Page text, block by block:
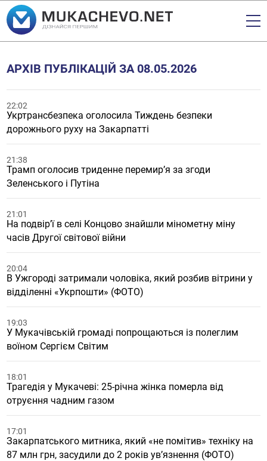
АРХІВ ПУБЛІКАЦІЙ ЗА 08.05.2026
22:02
Укртрансбезпека оголосила Тиждень безпеки
дорожнього руху на Закарпатті
21:38
Трамп оголосив триденне перемир’я за згоди
Зеленського і Путіна
21:01
На подвір’ї в селі Концово знайшли мінометну міну
часів Другої світової війни
20:04
В Ужгороді затримали чоловіка, який розбив вітрини у
відділенні «Укрпошти» (ФОТО)
19:03
У Мукачівській громаді попрощаються із полеглим
воїном Сергієм Світим
18:01
Трагедія у Мукачеві: 25-річна жінка померла від
отруєння чадним газом
17:01
Закарпатського митника, який «не помітив» техніку на
87 млн грн, засудили до 2 років ув’язнення (ФОТО)